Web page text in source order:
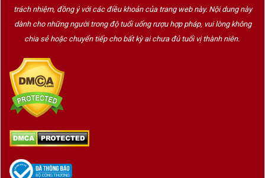
trách nhiệm, đồng ý với các điều khoản của trang web này. Nội dung này
dành cho những người trong độ tuổi uống rượu hợp pháp, vui lòng không
chia sẻ hoặc chuyển tiếp cho bất kỳ ai chưa đủ tuổi vị thành niên.